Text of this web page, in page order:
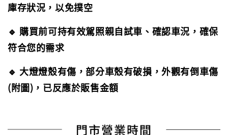
庫存狀況，以免撲空
🔹 購買前可持有效駕照親自試車、確認車況，確保
符合您的需求
🔹 大燈燈殼有傷，部分車殼有破損，外觀有倒車傷
(附圖)，已反應於販售金額